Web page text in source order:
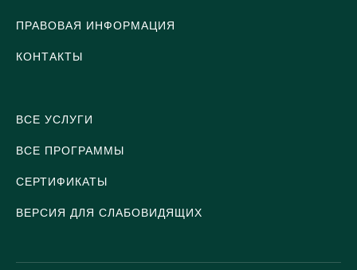
ПРАВОВАЯ ИНФОРМАЦИЯ
КОНТАКТЫ
ВСЕ УСЛУГИ
ВСЕ ПРОГРАММЫ
СЕРТИФИКАТЫ
ВЕРСИЯ ДЛЯ СЛАБОВИДЯЩИХ